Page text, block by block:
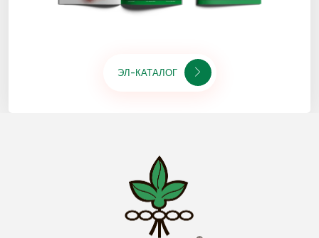
ЭЛ-КАТАЛОГ